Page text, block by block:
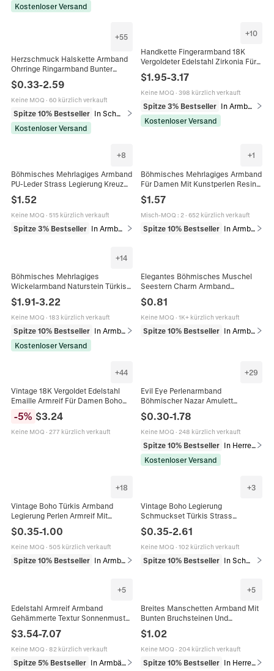
Kostenloser Versand
+55
Herzschmuck Halskette Armband
Ohrringe Ringarmband Bunter
Strass Böhmischer
Legierungsschmuck Für Damen
$0.33-2.59
Keine MOQ · 60 kürzlich verkauft
Spitze 10% Bestseller
In Schmucksets
Kostenloser Versand
+10
Handkette Fingerarmband 18K
Vergoldeter Edelstahl Zirkonia Für
Damen Ins Stil Minimalistischer
Schmuck Bohemian
$1.95-3.17
Keine MOQ · 398 kürzlich verkauft
Spitze 3% Bestseller
In Armbänder
Kostenloser Versand
+8
Böhmisches Mehrlagiges Armband
PU-Leder Strass Legierung Kreuz
Damen Schmuck
$1.52
Keine MOQ · 515 kürzlich verkauft
Spitze 3% Bestseller In Armbänder
+1
Böhmisches Mehrlagiges Armband
Für Damen Mit Kunstperlen Resin
Blatt Anhänger Und Quasten
$1.57
Misch-MOQ : 2· 652 kürzlich verkauft
Spitze 10% Bestseller
+14
Böhmisches Mehrlagiges
Wickelarmband Naturstein Türkis
Lavastein Achat Perlen Vintage
Silberfarbe Spule Schmuck Für
Damen
$1.91-3.22
Keine MOQ · 183 kürzlich verkauft
Spitze 10% Bestseller
In Armbänder
Kostenloser Versand
Elegantes Böhmisches Muschel
Seestern Charm Armband
Legierung Kunstperle Ozean Thema
Sommer Strand Schmuck Für
Frauen
$0.81
Keine MOQ · 1K+ kürzlich verkauft
Spitze 10% Bestseller In Armbänder
+44
Vintage 18K Vergoldet Edelstahl
Emaille Armreif Für Damen Boho
Bunte Bemalte Blumenmuster
Klapparmreif Schmuck
-5% $3.24
Keine MOQ · 277 kürzlich verkauft
+29
Evil Eye Perlenarmband
Böhmischer Nazar Amulett
Schutzschmuck Für Herren Damen
Handgefertigt Gewebtes Seil
Verstellbar Elastisch Legierung
$0.30-1.78
Keine MOQ · 248 kürzlich verkauft
Spitze 10% Bestseller
In Herrenarmbänder
Kostenloser Versand
+18
Vintage Boho Türkis Armband
Legierung Perlen Armreif Mit
Tieranhängern Schmetterling
Schildkröte Böser Blick Für Damen
$0.35-1.00
Keine MOQ · 505 kürzlich verkauft
Spitze 10% Bestseller In Armbänder
+3
Vintage Boho Legierung
Schmuckset Türkis Strass
Eingelegte Halskette Ohrringe
Armband Ring Für Damen Ethnisch
Stil Zubehör
$0.35-2.61
Keine MOQ · 102 kürzlich verkauft
Spitze 10% Bestseller In Schmucksets
+5
Edelstahl Armreif Armband
Gehämmerte Textur Sonnenmuster
18K Vergoldet Damen Wasserdicht
Hypoallergen Vintage Schmuck
$3.54-7.07
Keine MOQ · 82 kürzlich verkauft
Spitze 5% Bestseller In Armbänder
+5
Breites Manschetten Armband Mit
Bunten Bruchsteinen Und
Strasssteinen Boho Vintage
Offener Schmuck Für Herren
Damen
$1.02
Keine MOQ · 204 kürzlich verkauft
Spitze 10% Bestseller In Herrenarmbänder